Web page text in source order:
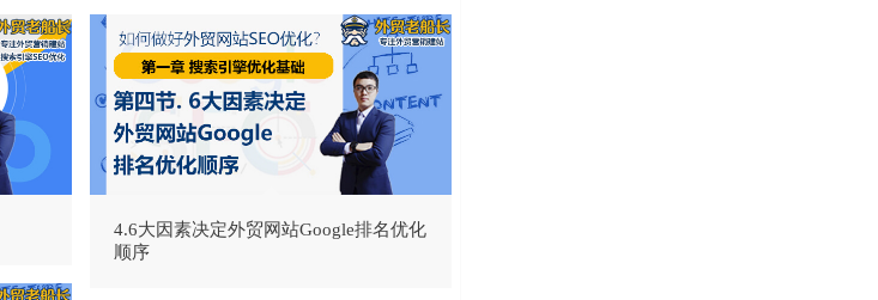
4.6大因素决定外贸网站Google排名优化
顺序